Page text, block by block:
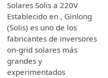
Solares Solis a 220V
Establecido en , Ginlong
(Solis) es uno de los
fabricantes de inversores
on-grid solares más
grandes y
experimentados